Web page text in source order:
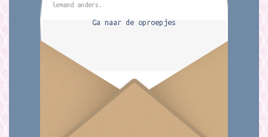
iemand anders.
Ga naar de oproepjes